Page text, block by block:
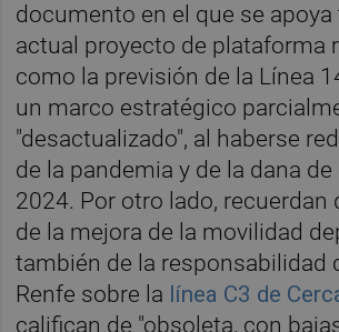
documento en el que se apoya
actual proyecto de plataforma
como la previsión de la Línea
un marco estratégico
"desactualizado", al haberse
de la pandemia y de la dana
2024. Por otro lado, recuerdan
de la mejora de la movilidad
también de la responsabilidad
Renfe sobre la línea C3 de
califican de "obsoleta, con